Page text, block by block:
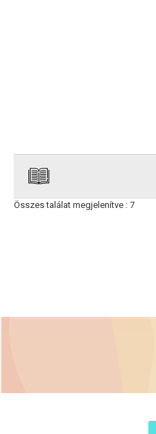
Összes találat megjelenítve : 7